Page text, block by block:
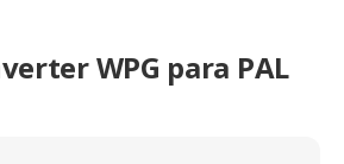
WPG para PAL